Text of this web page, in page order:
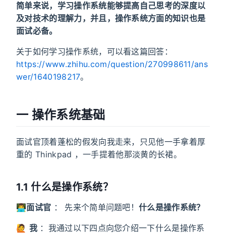
简单来说，学习操作系统能够提高自己思考的深度以
及对技术的理解力，并且，操作系统方面的知识也是
面试必备。
关于如何学习操作系统，可以看这篇回答：
https://www.zhihu.com/question/270998611/ans
wer/1640198217。
一 操作系统基础
面试官顶着蓬松的假发向我走来，只见他一手拿着厚
重的 Thinkpad ，一手提着他那淡黄的长裙。
1.1 什么是操作系统？
👨‍💻面试官 ： 先来个简单问题吧！什么是操作系统？
🙋 我：我通过以下四点向您介绍一下什么是操作系